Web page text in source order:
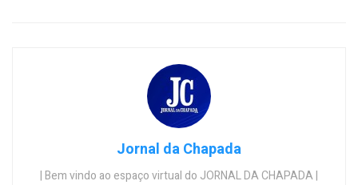
Jornal da Chapada
| Bem vindo ao espaço virtual do JORNAL DA CHAPADA |